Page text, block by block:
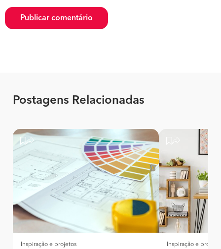
Publicar comentário
Postagens Relacionadas
Inspiração e projetos Inspiração e